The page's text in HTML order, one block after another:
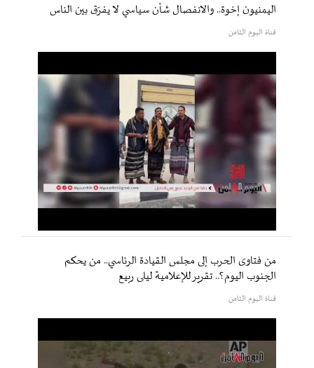
اليمنيون إخوة.. والانفصال شأن سياسي لا يفرّق بين الناس
قناة اليوم الثامن
من فتاوى الحرب إلى مجلس القيادة الرئاسي.. من يحكم
الجنوب اليوم؟.. تقرير للإعلامية ليلى ربيع
قناة اليوم الثامن